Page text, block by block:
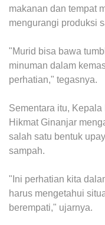
makanan dan tempat
mengurangi produksi
"Murid bisa bawa
minuman dalam
perhatian," tegasnya.
Sementara itu,
Hikmat Ginanjar
salah satu bentuk
sampah.
"Ini perhatian kita
harus mengetahui
berempati," ujarnya.